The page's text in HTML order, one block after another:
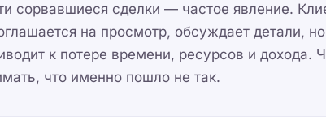
сорвавшиеся сделки — частое явление.
на просмотр, обсуждает детали, но
к потере времени, ресурсов и дохода.
что именно пошло не так.